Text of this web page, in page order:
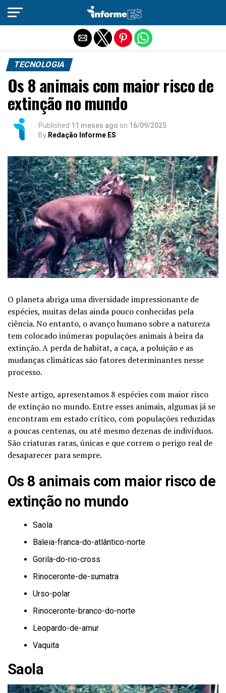
TECNOLOGIA
Os 8 animais com maior risco de
extinção no mundo
Published 11 meses ago on 16/09/2025
By Redação Informe ES
O planeta abriga uma diversidade impressionante de
espécies, muitas delas ainda pouco conhecidas pela
ciência. No entanto, o avanço humano sobre a natureza
tem colocado inúmeras populações animais à beira da
extinção. A perda de habitat, a caça, a poluição e as
mudanças climáticas são fatores determinantes nesse
processo.
Neste artigo, apresentamos 8 espécies com maior risco
de extinção no mundo. Entre esses animais, algumas já se
encontram em estado crítico, com populações reduzidas
a poucas centenas, ou até mesmo dezenas de indivíduos.
São criaturas raras, únicas e que correm o perigo real de
desaparecer para sempre.
Os 8 animais com maior risco de
extinção no mundo
Saola
Baleia-franca-do-atlântico-norte
Gorila-do-rio-cross
Rinoceronte-de-sumatra
Urso-polar
Rinoceronte-branco-do-norte
Leopardo-de-amur
Vaquita
Saola
Sair da versão mobile